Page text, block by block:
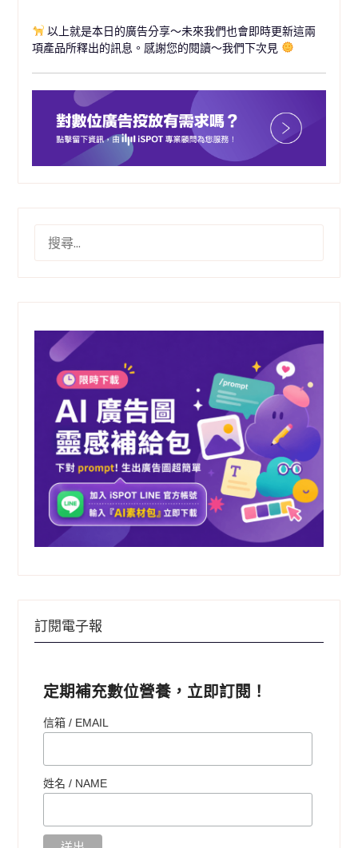
以上就是本日的廣告分享～未來我們也會即時更新這兩
項產品所釋出的訊息。感謝您的閱讀～我們下次見
訂閱電子報
定期補充數位營養，立即訂閱！
信箱 / EMAIL
姓名 / NAME